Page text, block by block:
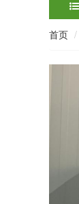
首页